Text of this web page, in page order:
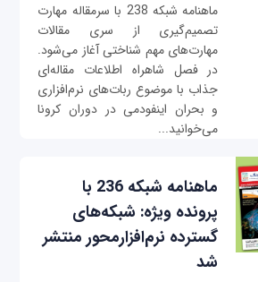
ماهنامه شبکه 238 با سرمقاله مهارت
تصمیم‌گیری از سری مقالات
مهارت‌های مهم شناختی آغاز می‌شود.
در فصل شاهراه اطلاعات مقاله‌ای
جذاب با موضوع ربات‌های نرم‌افزاری
و بحران اینفودمی در دوران کرونا
می‌خوانید...
ماهنامه شبکه 236 با
پرونده ویژه: شبکه‌های
گسترده نرم‌افزار‌محور منتشر
شد